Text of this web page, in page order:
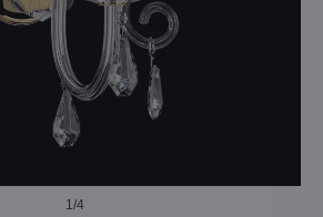
1/4